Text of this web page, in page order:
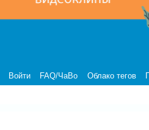
Войти FAQ/ЧаВо Облако тегов